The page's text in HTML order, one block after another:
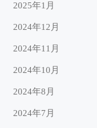
2025年1月
2024年12月
2024年11月
2024年10月
2024年8月
2024年7月